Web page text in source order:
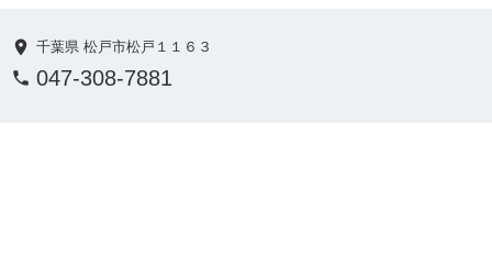
千葉県 松戸市松戸１１６３
047-308-7881